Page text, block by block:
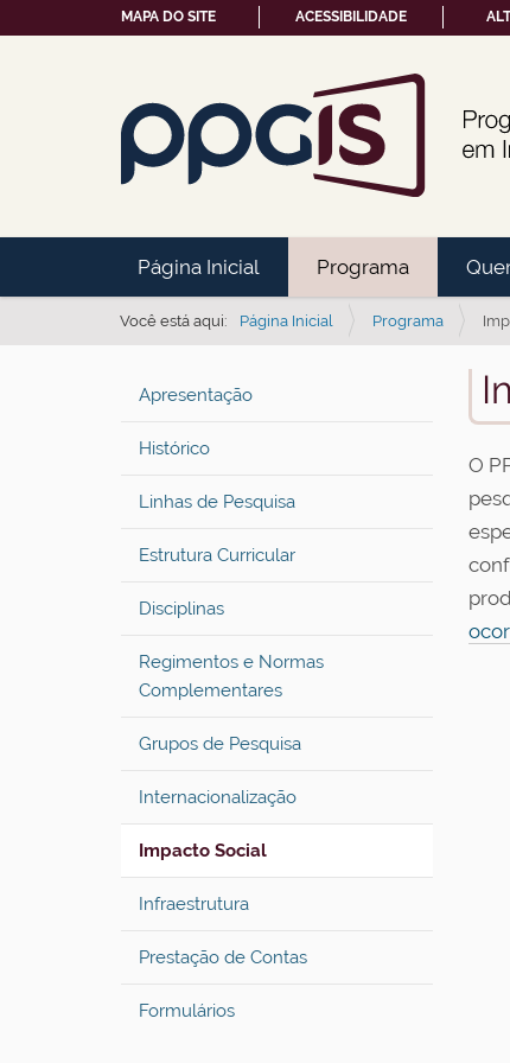
MAPA DO SITE ACESSIBILIDADE
Página Inicial Programa
Você está aqui: Página Inicial Programa
Apresentação
Histórico
Linhas de Pesquisa
Estrutura Curricular
Disciplinas
Regimentos e Normas
Complementares
Grupos de Pesquisa
Internacionalização
Impacto Social
Infraestrutura
Prestação de Contas
Formulários
O